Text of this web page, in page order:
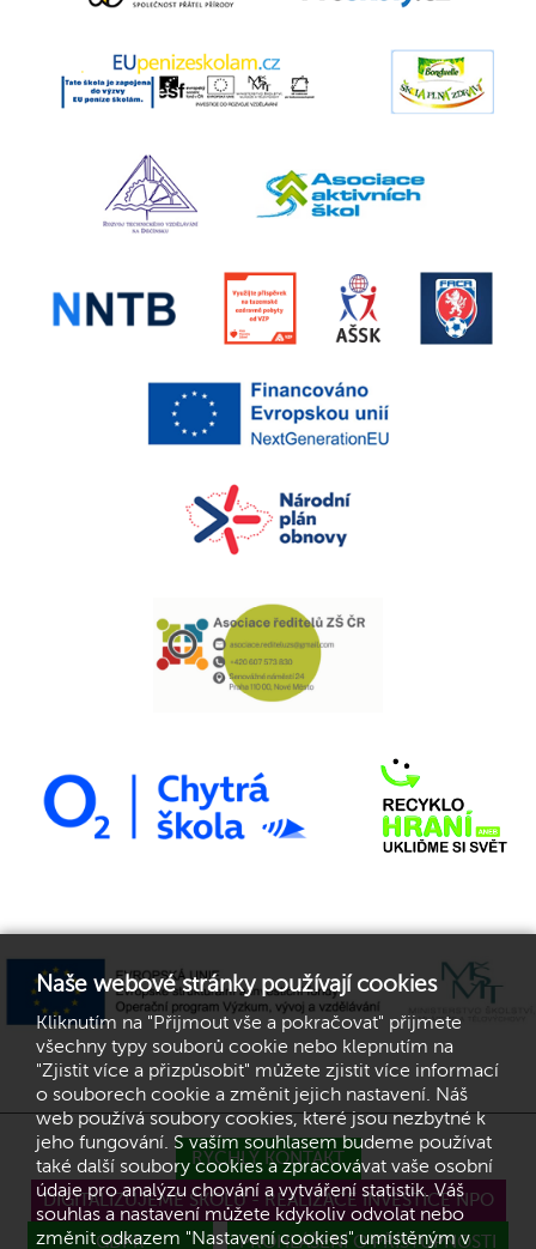
RYCHLÝ KONTAKT
DIGITALIZUJEME ŠKOLU - REALIZACE INVESTICE NPO
GDPR PROHLÁŠENÍ O PŘÍSTUPNOSTI
Naše webové stránky používají cookies
Kliknutím na "Přijmout vše a pokračovat" přijmete
všechny typy souborů cookie nebo klepnutím na
"Zjistit více a přizpůsobit" můžete zjistit více informací
o souborech cookie a změnit jejich nastavení. Náš
web používá soubory cookies, které jsou nezbytné k
jeho fungování. S vaším souhlasem budeme používat
také další soubory cookies a zpracovávat vaše osobní
údaje pro analýzu chování a vytváření statistik. Váš
souhlas a nastavení můžete kdykoliv odvolat nebo
změnit odkazem "Nastavení cookies" umístěným v